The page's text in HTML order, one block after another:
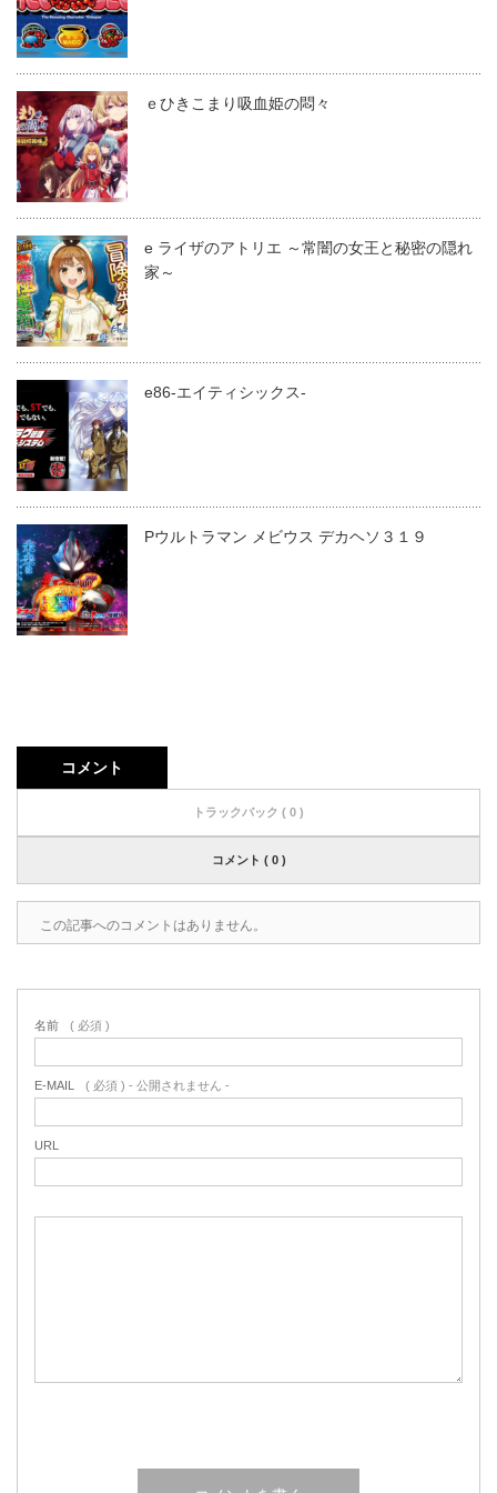
ｅひきこまり吸血姫の悶々
e ライザのアトリエ ～常闇の女王と秘密の隠れ
家～
e86-エイティシックス-
Pウルトラマン メビウス デカヘソ３１９
コメント
トラックバック ( 0 )
コメント ( 0 )
この記事へのコメントはありません。
名前 ( 必須 )
E-MAIL ( 必須 ) - 公開されません -
URL